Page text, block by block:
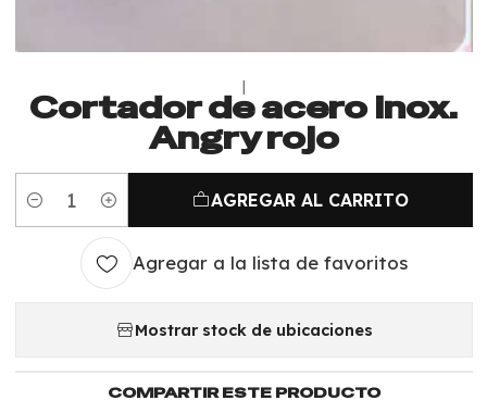
|
Cortador de acero inox.
Angry rojo
Cantidad
AGREGAR AL CARRITO
Agregar a la lista de favoritos
Mostrar stock de ubicaciones
COMPARTIR ESTE PRODUCTO